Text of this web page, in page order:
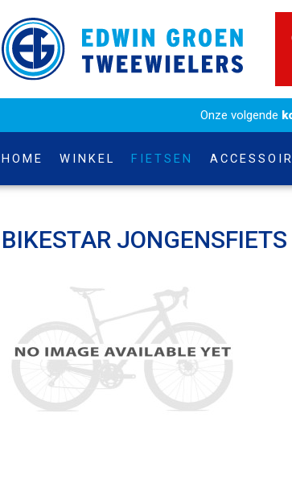
Onze volgende
HOME WINKEL FIETSEN
BIKESTAR